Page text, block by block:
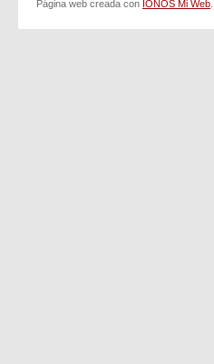
Página web creada con IONOS Mi Web